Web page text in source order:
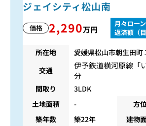
ジェイシティ松山南
価格 2,290万円
月々ローン
返済額（目
所在地
愛媛県松山市朝生田町
交通
伊予鉄道横河原線 「
分
間取り
3LDK
土地面積
- 方
築年数
築22年 建物